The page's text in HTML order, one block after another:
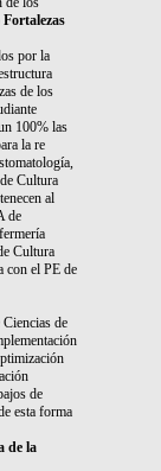
Fortalezas
por la
de los
100% las
la re
Cultura
al
de
Cultura
con el PE de
de
de
esta forma
de la